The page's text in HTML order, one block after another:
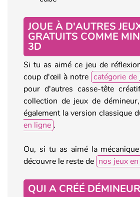
JOUE À D'AUTRES
GRATUITS COMME
3D
Si tu as aimé ce jeu de
coup d'œil à notre catégorie
pour d'autres casse-tête
collection de jeux de
également la version classique
en ligne .
Ou, si tu as aimé la
découvre le reste de nos jeux
QUI A CRÉÉ